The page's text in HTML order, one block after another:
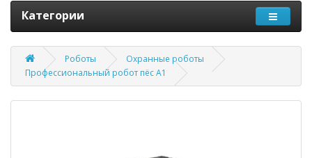
Категории
Роботы
Охранные роботы
Профессиональный робот пёс A1